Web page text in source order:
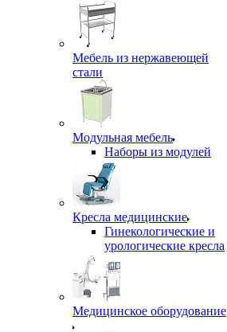
Мебель из нержавеющей
стали
Модульная мебель
Наборы из модулей
Кресла медицинские
Гинекологические и
урологические кресла
Медицинское оборудование